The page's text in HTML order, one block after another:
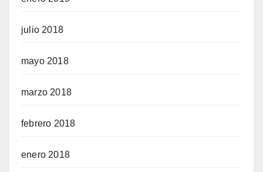
julio 2018
mayo 2018
marzo 2018
febrero 2018
enero 2018